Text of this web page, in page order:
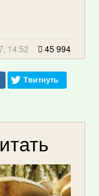
14:52 45 994
Твитнуть